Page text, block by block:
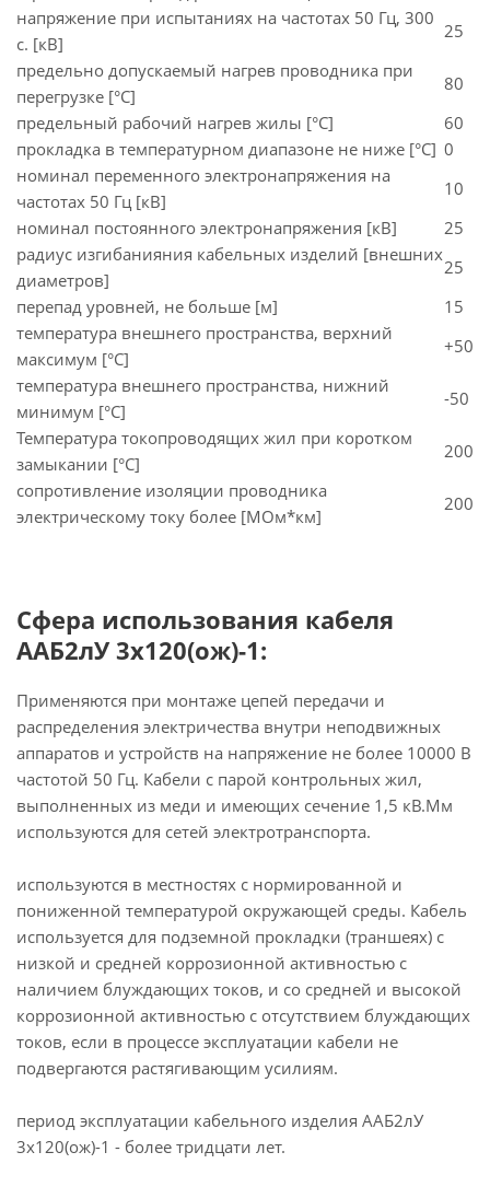
напряжение при испытаниях на частотах 50 Гц, 300
с. [кВ]
25
предельно допускаемый нагрев проводника при
перегрузке [°С]
80
предельный рабочий нагрев жилы [°С]
60
прокладка в температурном диапазоне не ниже [°C] 0
номинал переменного электронапряжения на
частотах 50 Гц [кВ]
10
номинал постоянного электронапряжения [кВ]
25
радиус изгибанияния кабельных изделий [внешних
диаметров]
25
перепад уровней, не больше [м]
15
температура внешнего пространства, верхний
максимум [°C]
+50
температура внешнего пространства, нижний
минимум [°C]
-50
Температура токопроводящих жил при коротком
замыкании [°С]
200
сопротивление изоляции проводника
электрическому току более [МОм*км]
200
Сфера использования кабеля
ААБ2лУ 3х120(ож)-1:
Применяются при монтаже цепей передачи и
распределения электричества внутри неподвижных
аппаратов и устройств на напряжение не более 10000 В
частотой 50 Гц. Кабели с парой контрольных жил,
выполненных из меди и имеющих сечение 1,5 кВ.Мм
используются для сетей электротранспорта.
используются в местностях с нормированной и
пониженной температурой окружающей среды. Кабель
используется для подземной прокладки (траншеях) с
низкой и средней коррозионной активностью с
наличием блуждающих токов, и со средней и высокой
коррозионной активностью с отсутствием блуждающих
токов, если в процессе эксплуатации кабели не
подвергаются растягивающим усилиям.
период эксплуатации кабельного изделия ААБ2лУ
3х120(ож)-1 - более тридцати лет.